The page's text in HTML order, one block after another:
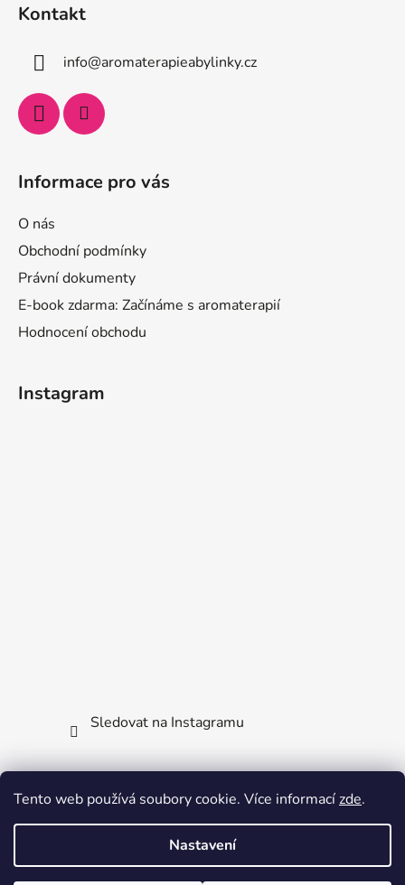
Tento web používá soubory cookie. Více informacízde.
Nastavení
Kontakt
info@aromaterapieabylinky.cz
Informace pro vás
O nás
Obchodní podmínky
Právní dokumenty
E-book zdarma: Začínáme s aromaterapií
Hodnocení obchodu
Instagram
Sledovat na Instagramu
Facebook